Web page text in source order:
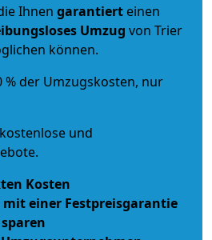
Ihnen garantiert einen
Umzug von Trier
können.
% der Umzugskosten, nur
und
Kosten
mit einer Festpreisgarantie